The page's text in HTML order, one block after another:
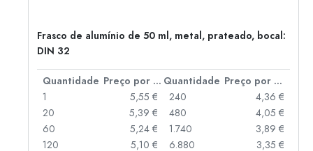
Frasco de alumínio de 50 ml, metal, prateado, bocal:
DIN 32
Quantidade Preço por peça Quantidade
Preço por peça
1
5,55 €
20
5,39 €
60
5,24 €
120
5,10 €
240
4,36 €
480
4,05 €
1.740
3,89 €
6.880
3,35 €